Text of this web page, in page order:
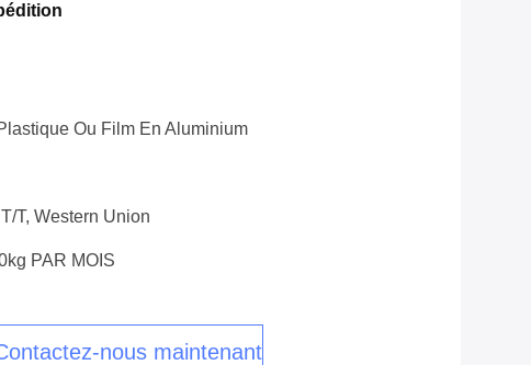
Ou Film En Aluminium
T, Western Union
PAR MOIS
nous maintenant